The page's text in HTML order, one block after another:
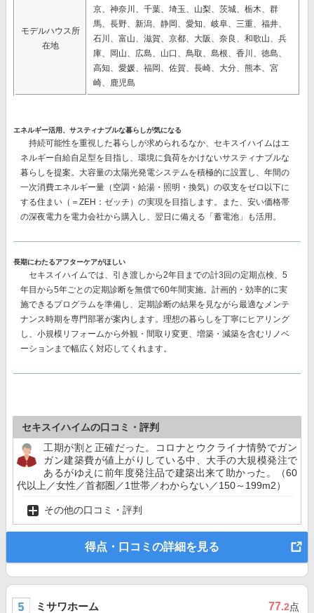
モデルハウス所
在地
京、神奈川、千葉、埼玉、山梨、茨城、栃木、群
馬、長野、新潟、静岡、愛知、岐阜、三重、福井、
石川、富山、滋賀、京都、大阪、奈良、和歌山、兵
庫、岡山、広島、山口、鳥取、島根、香川、徳島、
高知、愛媛、福岡、佐賀、長崎、大分、熊本、宮
崎、鹿児島
エネルギー活用、サスティナブルな暮らしが気になる
持続可能性を重視した暮らしが求められるなか、セキスイハイムはエ
ネルギー自給自足型を目指し、環境に負荷をかけないサスティナブルな
暮らしを提案。大容量の太陽光発電システムを積極的に設置し、 年間の
一次消費エネルギー量（空調・給湯・照明・換気）の収支をゼロ以下に
する住まい（＝ZEH：ゼッチ）の実現を目指します。また、安い価格帯
の深夜電力を電力会社から購入し、翌日に備える 「蓄電池」 も活用。
長期にわたるアフターケアがほしい
セキスイハイムでは、 引き渡しから2年目までの計3回の定期点検、 5
年目から5年ごとの定期診断を無償で60年間実施。計画的・効率的に実
施できるプログラムを準備し、定期診断の結果を見ながら最適なメンテ
ナンス時期を専門部署が案内します。理想の暮らしを丁寧にヒアリング
し、小規模リフォームから外観・間取り変更、増築・減築を含むリノベ
ーションまで幅広く対応してくれます。
セキスイハイムの口コミ・評判
工期が割と正確だった。コロナとウクライナ情勢でガン
ガン建築費が値上がりしている中、大手の大規模発注で
あるがゆえに前年度発注品で建築出来て助かった。（60
代以上／女性／首都圏／1世帯／わからない／150～199m2）
その他の口コミ・評判
得点・口コミの詳細を見る
ミサワホーム 77.2点